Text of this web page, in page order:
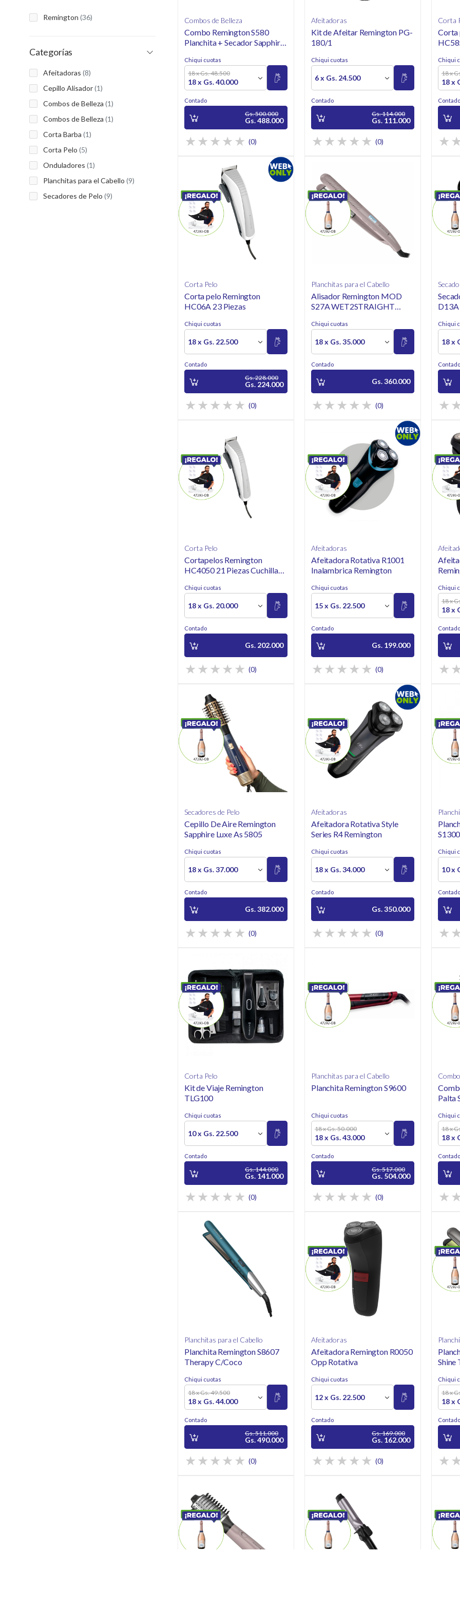
Remington (36)
Categorías
Afeitadoras (8)
Cepillo Alisador(1)
Combos de Belleza (1)
Combos de Belleza (1)
Corta Barba (1)
Corta Pelo (5)
Onduladores (1)
Planchitas para el Cabello (9)
Secadores de Pelo (9)
Combos de Belleza
Combo Remington S580
Planchita + Secador Sapphire
Chiqui cuotas
18 x Gs. 48.500
18 x Gs. 40.000
Contado
Gs. 500.000
Gs. 488.000
(0)
Afeitadoras
Kit de Afeitar Remington PG-
180/1
Chiqui cuotas
6 x Gs. 24.500
Contado
Gs. 114.000
Gs. 111.000
(0)
Corta
Corta
Chiqui
18 x
18 x
Contado
Corta Pelo
Corta pelo Remington
HC06A 23 Piezas
Chiqui cuotas
18 x Gs. 22.500
Contado
Gs. 228.000
Gs. 224.000
(0)
Planchitas para el Cabello
Alisador Remington MOD
S27A WET2STRAIGHT
Chiqui cuotas
18 x Gs. 35.000
Contado
Gs. 360.000
(0)
D13A
Chiqui
18 x
Contado
Corta Pelo
Cortapelos Remington
HC4050 21 Piezas Cuchillas
Chiqui cuotas
18 x Gs. 20.000
Contado
Gs. 202.000
(0)
Afeitadoras
Afeitadora Rotativa R1001
Inalambrica Remington
Chiqui cuotas
15 x Gs. 22.500
Contado
Gs. 199.000
(0)
Chiqui
18 x
18 x
Contado
Secadores de Pelo
Cepillo De Aire Remington
Sapphire Luxe As 5805
Chiqui cuotas
18 x Gs. 37.000
Contado
Gs. 382.000
(0)
Afeitadoras
Afeitadora Rotativa Style
Series R4 Remington
Chiqui cuotas
18 x Gs. 34.000
Contado
Gs. 350.000
(0)
Chiqui
10 x
Contado
Corta Pelo
Kit de Viaje Remington
TLG100
Chiqui cuotas
10 x Gs. 22.500
Contado
Gs. 144.000
Gs. 141.000
(0)
Planchitas para el Cabello
Planchita Remington S9600
Chiqui cuotas
18 x Gs. 50.000
18 x Gs. 43.000
Contado
Gs. 517.000
Gs. 504.000
(0)
Palta
Chiqui
18 x
18 x
Contado
Planchitas para el Cabello
Planchita Remington S8607
Therapy C/Coco
Chiqui cuotas
18 x Gs. 49.500
18 x Gs. 44.000
Contado
Gs. 511.000
Gs. 490.000
(0)
Afeitadoras
Afeitadora Remington R0050
Opp Rotativa
Chiqui cuotas
12 x Gs. 22.500
Contado
Gs. 169.000
Gs. 162.000
(0)
Shine
Chiqui
18 x
18 x
Contado